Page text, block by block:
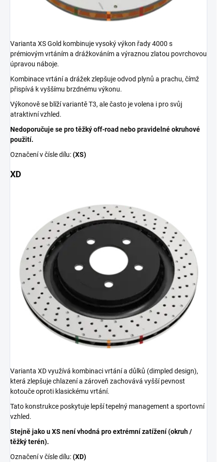
Varianta XS Gold kombinuje vysoký výkon řady 4000 s
prémiovým vrtáním a drážkováním a výraznou zlatou povrchovou
úpravou náboje.
Kombinace vrtání a drážek zlepšuje odvod plynů a prachu, čímž
přispívá k vyššímu brzdnému výkonu.
Výkonově se blíží variantě T3, ale často je volena i pro svůj
atraktivní vzhled.
Nedoporučuje se pro těžký off-road nebo pravidelné okruhové
použití.
Označení v čísle dílu:(XS)
XD
Varianta XD využívá kombinaci vrtání a důlků (dimpled design),
která zlepšuje chlazení a zároveň zachovává vyšší pevnost
kotouče oproti klasickému vrtání.
Tato konstrukce poskytuje lepší tepelný management a sportovní
vzhled.
Stejně jako u XS není vhodná pro extrémní zatížení (okruh /
těžký terén).
Označení v čísle dílu:(XD)